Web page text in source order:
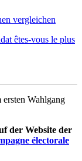
vergleichen
êtes-vous le plus
Wahlgang
der Website der
électorale